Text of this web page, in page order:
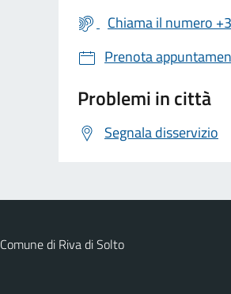
Chiama il numero
Prenota
Problemi in città
Segnala disservizio
Comune di Riva di Solto